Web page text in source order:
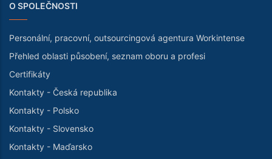
O SPOLEČNOSTI
Personální, pracovní, outsourcingová agentura Workintense
Přehled oblasti působení, seznam oboru a profesi
Certifikáty
Kontakty - Česká republika
Kontakty - Polsko
Kontakty - Slovensko
Kontakty - Maďarsko